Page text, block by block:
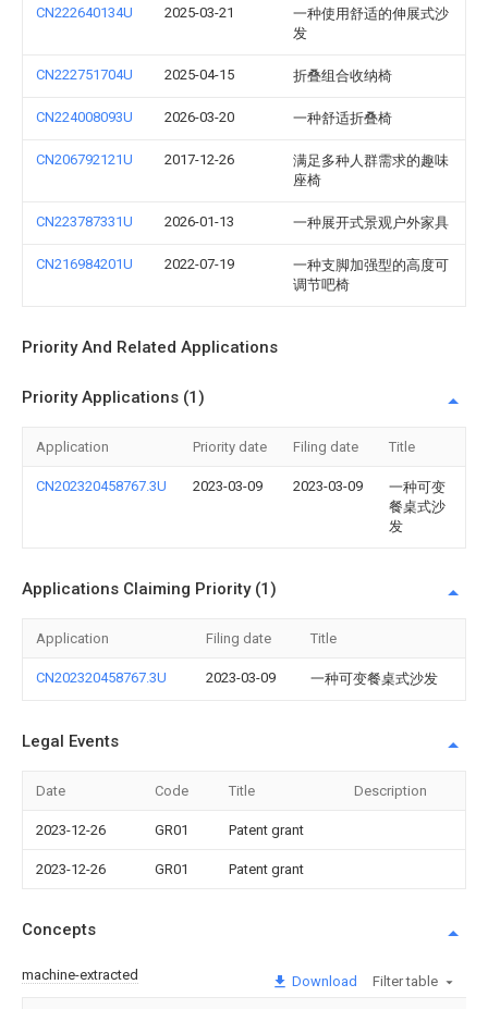
CN222640134U 2025-03-21
一种使用舒适的伸展式沙
发
CN222751704U 2025-04-15 折叠组合收纳椅
CN224008093U 2026-03-20 一种舒适折叠椅
CN206792121U 2017-12-26
满足多种人群需求的趣味
座椅
CN223787331U 2026-01-13 一种展开式景观户外家具
CN216984201U 2022-07-19
一种支脚加强型的高度可
调节吧椅
Priority And Related Applications
Priority Applications (1)
Application Priority date Filing date Title
CN202320458767.3U 2023-03-09 2023-03-09
一种可变
餐桌式沙
发
Applications Claiming Priority (1)
Application Filing date Title
CN202320458767.3U 2023-03-09 一种可变餐桌式沙发
Legal Events
Date Code Title Description
2023-12-26 GR01 Patent grant
2023-12-26 GR01 Patent grant
Concepts
machine-extracted Download Filter table